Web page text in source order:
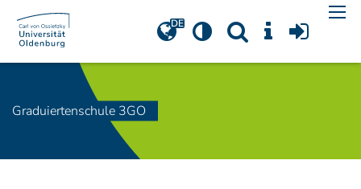
Navigation[Access-Key 1
Choose other language
Zum Inhalt springen
[Access-Key 2
Zur Suche springen
[Access-Key 4]
Graduiertenschule 3GO